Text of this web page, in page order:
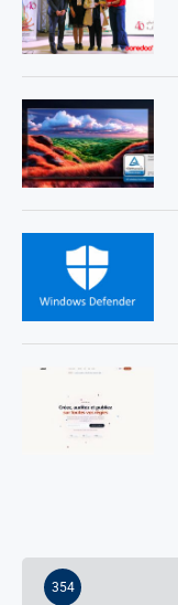
354